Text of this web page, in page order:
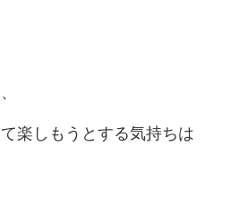
楽しもうとする気持ちは